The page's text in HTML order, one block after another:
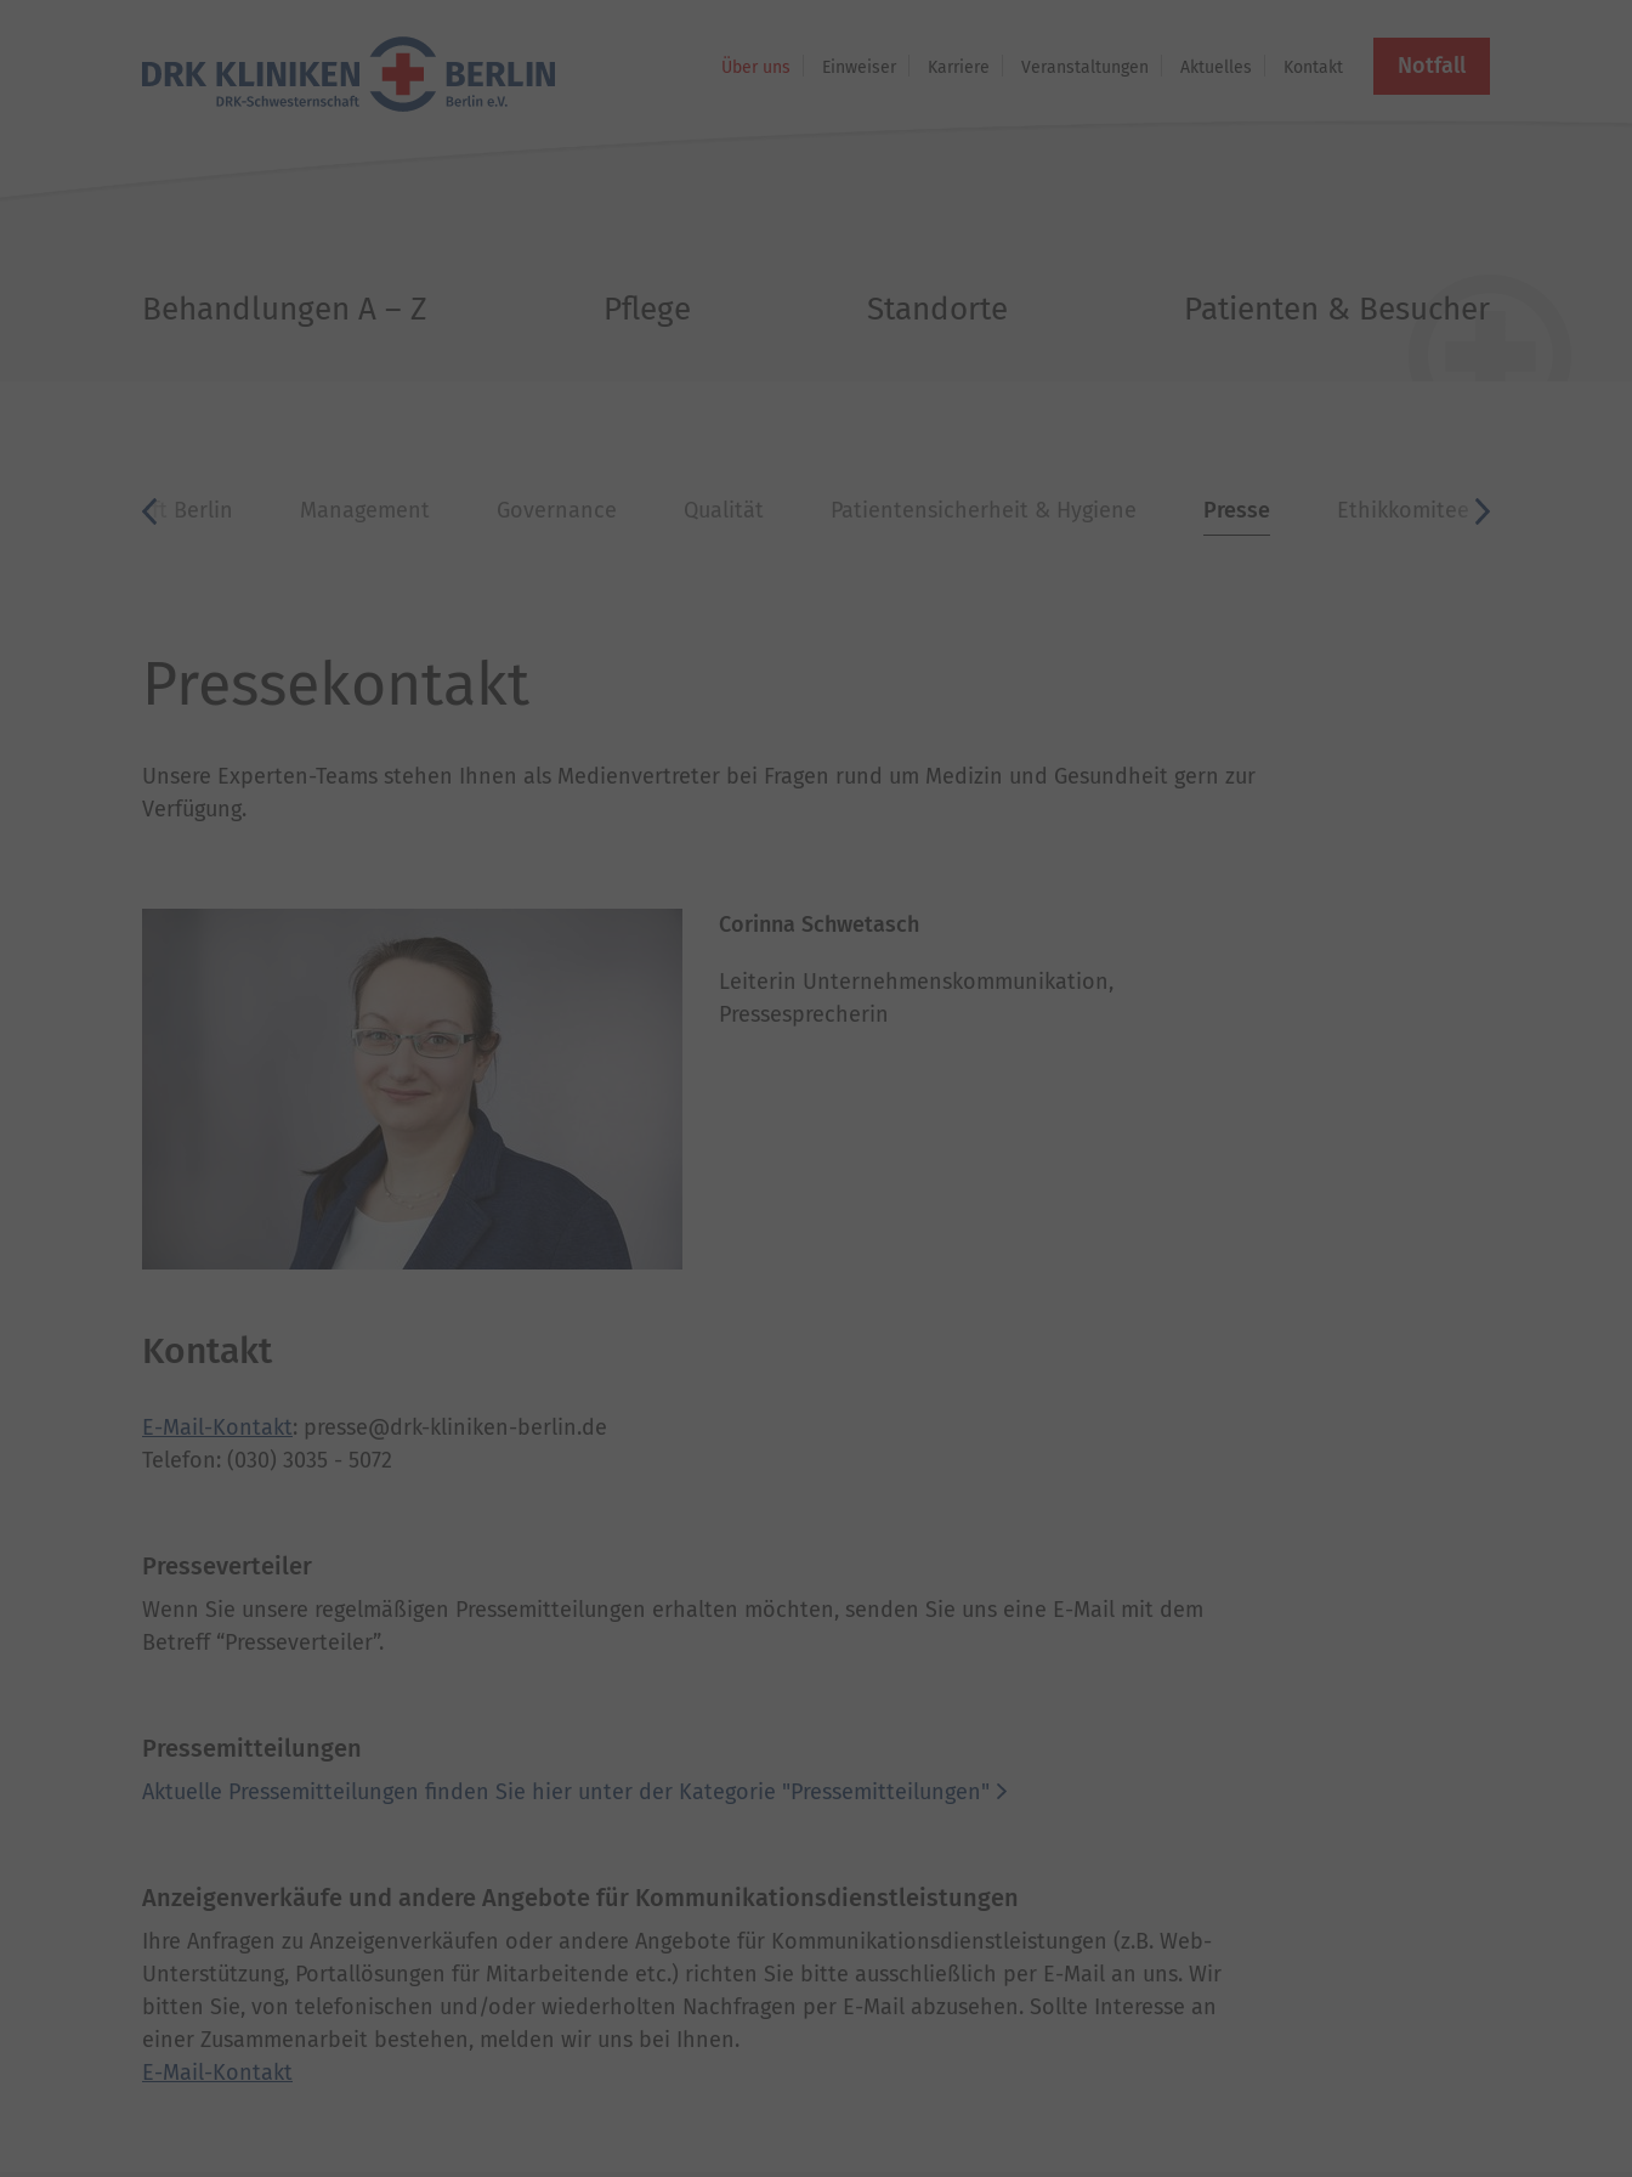
Über uns Einweiser Karriere Veranstaltungen Aktuelles Kontakt Notfall
Behandlungen A – Z Pflege Standorte Patienten & Besucher
zurückBerlin Management Governance Qualität Patientensicherheit & Hygiene Presse Ethikkomitee
Pressekontakt
Unsere Experten-Teams stehen Ihnen als Medienvertreter bei Fragen rund um Medizin und Gesundheit gern zur
Verfügung.
Corinna Schwetasch
Leiterin Unternehmenskommunikation,
Pressesprecherin
Kontakt
E-Mail-Kontakt: presse@drk-kliniken-berlin.de
Telefon: (030) 3035 - 5072
Presseverteiler
Wenn Sie unsere regelmäßigen Pressemitteilungen erhalten möchten, senden Sie uns eine E-Mail mit dem
Betreff “Presseverteiler”.
Pressemitteilungen
Aktuelle Pressemitteilungen finden Sie hier unter der Kategorie "Pressemitteilungen"
Anzeigenverkäufe und andere Angebote für Kommunikationsdienstleistungen
Ihre Anfragen zu Anzeigenverkäufen oder andere Angebote für Kommunikationsdienstleistungen (z.B. Web-
Unterstützung, Portallösungen für Mitarbeitende etc.) richten Sie bitte ausschließlich per E-Mail an uns. Wir
bitten Sie, von telefonischen und/oder wiederholten Nachfragen per E-Mail abzusehen. Sollte Interesse an
einer Zusammenarbeit bestehen, melden wir uns bei Ihnen.
E-Mail-Kontakt